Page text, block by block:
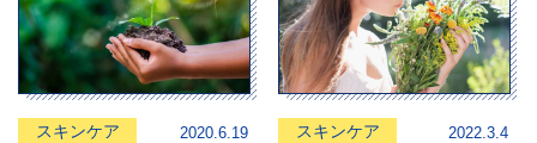
スキンケア 2020.6.19 スキンケア 2022.3.4